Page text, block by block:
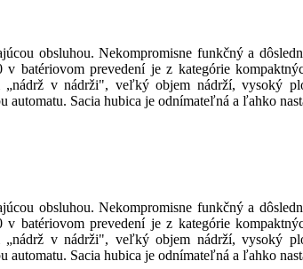
obsluhou. Nekompromisne funkčný a
batériovom prevedení je z kategórie
„nádrž v nádrži", veľký objem nádrží, vysoký
automatu. Sacia hubica je odnímateľná a ľahko
obsluhou. Nekompromisne funkčný a
batériovom prevedení je z kategórie
„nádrž v nádrži", veľký objem nádrží, vysoký
automatu. Sacia hubica je odnímateľná a ľahko